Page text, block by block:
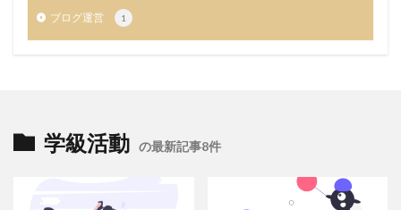
ブログ運営 1
学級活動 の最新記事8件